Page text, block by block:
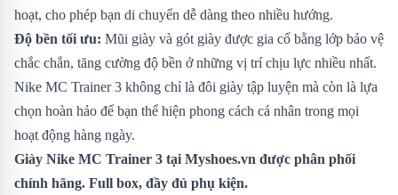
hoạt, cho phép bạn di chuyển dễ dàng theo nhiều hướng.
Độ bền tối ưu: Mũi giày và gót giày được gia cố bằng lớp bảo vệ
chắc chắn, tăng cường độ bền ở những vị trí chịu lực nhiều nhất.
Nike MC Trainer 3 không chỉ là đôi giày tập luyện mà còn là lựa
chọn hoàn hảo để bạn thể hiện phong cách cá nhân trong mọi
hoạt động hàng ngày.
Giày Nike MC Trainer 3 tại Myshoes.vn được phân phối
chính hãng. Full box, đầy đủ phụ kiện.